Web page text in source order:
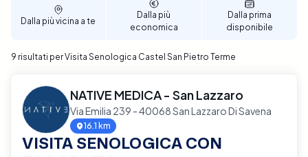
Dalla più vicina a te
Dalla più
economica
Dalla prima
disponibile
9 risultati per Visita Senologica Castel San Pietro Terme
NATIVE MEDICA - San Lazzaro
Via Emilia 239 - 40068 San Lazzaro Di Savena
16.1 km
VISITA SENOLOGICA CON